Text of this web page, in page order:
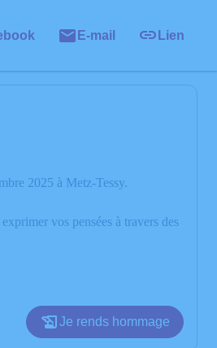
E-mail Lien
2025 à Metz-Tessy.
vos pensées à travers des
Je rends hommage